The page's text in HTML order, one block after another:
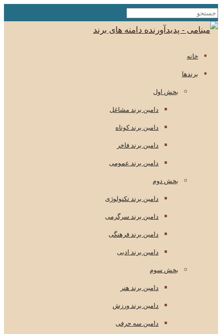
خانه
برندها
بخش اول
دامین برند مشاغل
دامین برند کوتاه
دامین برند فاخر
دامین برند عمومی
بخش دوم
دامین برند تکنولوژی
دامین برند سرگرمی
دامین برند فرهنگی
دامین برند ادبی
بخش سوم
دامین برند هنر
دامین برند ورزش
دامین سه حرفی